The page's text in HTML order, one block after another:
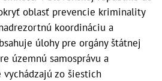
oblasť prevencie kriminality
koordináciu a
úlohy pre orgány štátnej
územnú samosprávu a
vychádzajú zo šiestich